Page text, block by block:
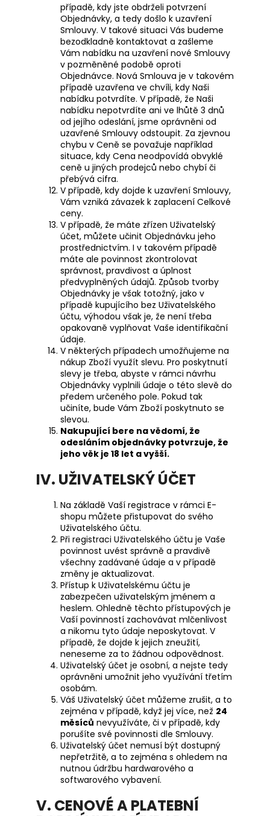
případě, kdy jste obdrželi potvrzení
Objednávky, a tedy došlo k uzavření
Smlouvy. V takové situaci Vás budeme
bezodkladně kontaktovat a zašleme
Vám nabídku na uzavření nové Smlouvy
v pozměněné podobě oproti
Objednávce. Nová Smlouva je v takovém
případě uzavřena ve chvíli, kdy Naši
nabídku potvrdíte. V případě, že Naši
nabídku nepotvrdíte ani ve lhůtě 3 dnů
od jejího odeslání, jsme oprávněni od
uzavřené Smlouvy odstoupit. Za zjevnou
chybu v Ceně se považuje například
situace, kdy Cena neodpovídá obvyklé
ceně u jiných prodejců nebo chybí či
přebývá cifra.
V případě, kdy dojde k uzavření Smlouvy,
Vám vzniká závazek k zaplacení Celkové
ceny.
V případě, že máte zřízen Uživatelský
účet, můžete učinit Objednávku jeho
prostřednictvím. I v takovém případě
máte ale povinnost zkontrolovat
správnost, pravdivost a úplnost
předvyplněných údajů. Způsob tvorby
Objednávky je však totožný, jako v
případě kupujícího bez Uživatelského
účtu, výhodou však je, že není třeba
opakovaně vyplňovat Vaše identifikační
údaje.
V některých případech umožňujeme na
nákup Zboží využít slevu. Pro poskytnutí
slevy je třeba, abyste v rámci návrhu
Objednávky vyplnili údaje o této slevě do
předem určeného pole. Pokud tak
učiníte, bude Vám Zboží poskytnuto se
slevou.
Nakupující bere na vědomí, že
odesláním objednávky potvrzuje, že
jeho věk je 18 let a vyšší.
IV. UŽIVATELSKÝ ÚČET
Na základě Vaší registrace v rámci E-
shopu můžete přistupovat do svého
Uživatelského účtu.
Při registraci Uživatelského účtu je Vaše
povinnost uvést správně a pravdivě
všechny zadávané údaje a v případě
změny je aktualizovat.
Přístup k Uživatelskému účtu je
zabezpečen uživatelským jménem a
heslem. Ohledně těchto přístupových je
Vaší povinností zachovávat mlčenlivost
a nikomu tyto údaje neposkytovat. V
případě, že dojde k jejich zneužití,
neneseme za to žádnou odpovědnost.
Uživatelský účet je osobní, a nejste tedy
oprávněni umožnit jeho využívání třetím
osobám.
Váš Uživatelský účet můžeme zrušit, a to
zejména v případě, když jej více, než 24
měsíců nevyužíváte, či v případě, kdy
porušíte své povinnosti dle Smlouvy.
Uživatelský účet nemusí být dostupný
nepřetržitě, a to zejména s ohledem na
nutnou údržbu hardwarového a
softwarového vybavení.
V. CENOVÉ A PLATEBNÍ